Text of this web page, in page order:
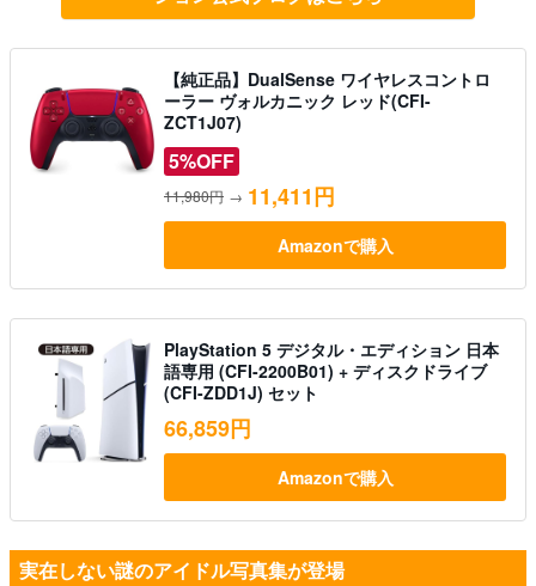
【純正品】DualSense ワイヤレスコントロ
ーラー ヴォルカニック レッド(CFI-
ZCT1J07)
5%OFF
11,980円 → 11,411円
Amazonで購入
PlayStation 5 デジタル・エディション 日本
語専用 (CFI-2200B01) + ディスクドライブ
(CFI-ZDD1J) セット
66,859円
Amazonで購入
実在しない謎のアイドル写真集が登場